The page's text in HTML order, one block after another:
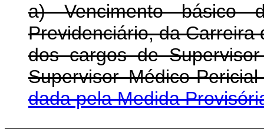
a) Vencimento básico
Previdenciário, da Carreira
dos cargos de
Supervisor Médico-
dada pela Medida